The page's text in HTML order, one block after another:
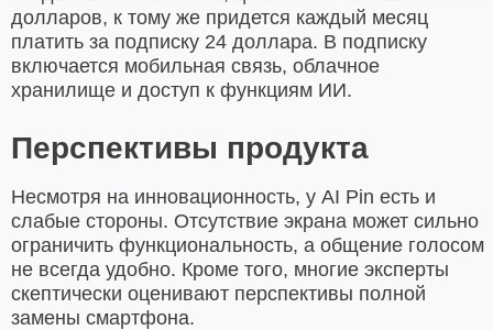
долларов, к тому же придется каждый месяц
платить за подписку 24 доллара. В подписку
включается мобильная связь, облачное
хранилище и доступ к функциям ИИ.
Перспективы продукта
Несмотря на инновационность, у AI Pin есть и
слабые стороны. Отсутствие экрана может сильно
ограничить функциональность, а общение голосом
не всегда удобно. Кроме того, многие эксперты
скептически оценивают перспективы полной
замены смартфона.